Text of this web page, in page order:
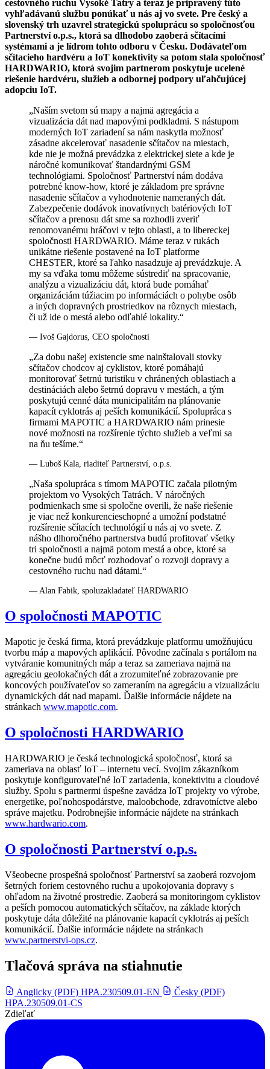
cestovného ruchu Vysoké Tatry a teraz je pripravený túto
vyhľadávanú službu ponúkať u nás aj vo svete. Pre český a
slovenský trh uzavrel strategickú spoluprácu so spoločnosťou
Partnerství o.p.s., ktorá sa dlhodobo zaoberá sčítacími
systémami a je lídrom tohto odboru v Česku. Dodávateľom
sčítacieho hardvéru a IoT konektivity sa potom stala spoločnosť
HARDWARIO, ktorá svojim partnerom poskytuje ucelené
riešenie hardvéru, služieb a odbornej podpory uľahčujúcej
adopciu IoT.
„Naším svetom sú mapy a najmä agregácia a
vizualizácia dát nad mapovými podkladmi. S nástupom
moderných IoT zariadení sa nám naskytla možnosť
zásadne akcelerovať nasadenie sčítačov na miestach,
kde nie je možná prevádzka z elektrickej siete a kde je
náročné komunikovať štandardnými GSM
technológiami. Spoločnosť Partnerství nám dodáva
potrebné know-how, ktoré je základom pre správne
nasadenie sčítačov a vyhodnotenie nameraných dát.
Zabezpečenie dodávok inovatívnych batériových IoT
sčítačov a prenosu dát sme sa rozhodli zveriť
renomovanému hráčovi v tejto oblasti, a to libereckej
spoločnosti HARDWARIO. Máme teraz v rukách
unikátne riešenie postavené na IoT platforme
CHESTER, ktoré sa ľahko nasadzuje aj prevádzkuje. A
my sa vďaka tomu môžeme sústrediť na spracovanie,
analýzu a vizualizáciu dát, ktorá bude pomáhať
organizáciám túžiacim po informáciách o pohybe osôb
a iných dopravných prostriedkov na rôznych miestach,
či už ide o mestá alebo odľahlé lokality.“
— Ivoš Gajdorus, CEO spoločnosti
„Za dobu našej existencie sme nainštalovali stovky
sčítačov chodcov aj cyklistov, ktoré pomáhajú
monitorovať šetrnú turistiku v chránených oblastiach a
destináciách alebo šetrnú dopravu v mestách, a tým
poskytujú cenné dáta municipalitám na plánovanie
kapacít cyklotrás aj peších komunikácií. Spolupráca s
firmami MAPOTIC a HARDWARIO nám prinesie
nové možnosti na rozšírenie týchto služieb a veľmi sa
na ňu tešíme.“
— Luboš Kala, riaditeľ Partnerství, o.p.s.
„Naša spolupráca s tímom MAPOTIC začala pilotným
projektom vo Vysokých Tatrách. V náročných
podmienkach sme si spoločne overili, že naše riešenie
je viac než konkurencieschopné a umožní podstatné
rozšírenie sčítacích technológií u nás aj vo svete. Z
nášho dlhoročného partnerstva budú profitovať všetky
tri spoločnosti a najmä potom mestá a obce, ktoré sa
konečne budú môcť rozhodovať o rozvoji dopravy a
cestovného ruchu nad dátami.“
— Alan Fabik, spoluzakladateľ HARDWARIO
O spoločnosti MAPOTIC
Mapotic je česká firma, ktorá prevádzkuje platformu umožňujúcu
tvorbu máp a mapových aplikácií. Pôvodne začínala s portálom na
vytváranie komunitných máp a teraz sa zameriava najmä na
agregáciu geolokačných dát a zrozumiteľné zobrazovanie pre
koncových používateľov so zameraním na agregáciu a vizualizáciu
dynamických dát nad mapami. Ďalšie informácie nájdete na
stránkach www.mapotic.com.
O spoločnosti HARDWARIO
HARDWARIO je česká technologická spoločnosť, ktorá sa
zameriava na oblasť IoT – internetu vecí. Svojim zákazníkom
poskytuje konfigurovateľné IoT zariadenia, konektivitu a cloudové
služby. Spolu s partnermi úspešne zavádza IoT projekty vo výrobe,
energetike, poľnohospodárstve, maloobchode, zdravotníctve alebo
správe majetku. Podrobnejšie informácie nájdete na stránkach
www.hardwario.com.
O spoločnosti Partnerství o.p.s.
Všeobecne prospešná spoločnosť Partnerství sa zaoberá rozvojom
šetrných foriem cestovného ruchu a upokojovania dopravy s
ohľadom na životné prostredie. Zaoberá sa monitoringom cyklistov
a peších pomocou automatických sčítačov, na základe ktorých
poskytuje dáta dôležité na plánovanie kapacít cyklotrás aj peších
komunikácií. Ďalšie informácie nájdete na stránkach
www.partnerstvi-ops.cz.
Tlačová správa na stiahnutie
Anglicky (PDF) HPA.230509.01-EN
Česky (PDF)
HPA.230509.01-CS
Zdieľať